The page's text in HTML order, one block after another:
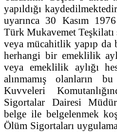
yapıldığı
uyarınca 30 Kasım
Türk Mukavemet Teşkilatı
veya mücahitlik yapıp da
herhangi bir emeklilik
veya emeklilik aylığı
alınmamış olanların
Kuvveleri
Sigortalar Dairesi
belge ile belgelenmek
Ölüm Sigortaları